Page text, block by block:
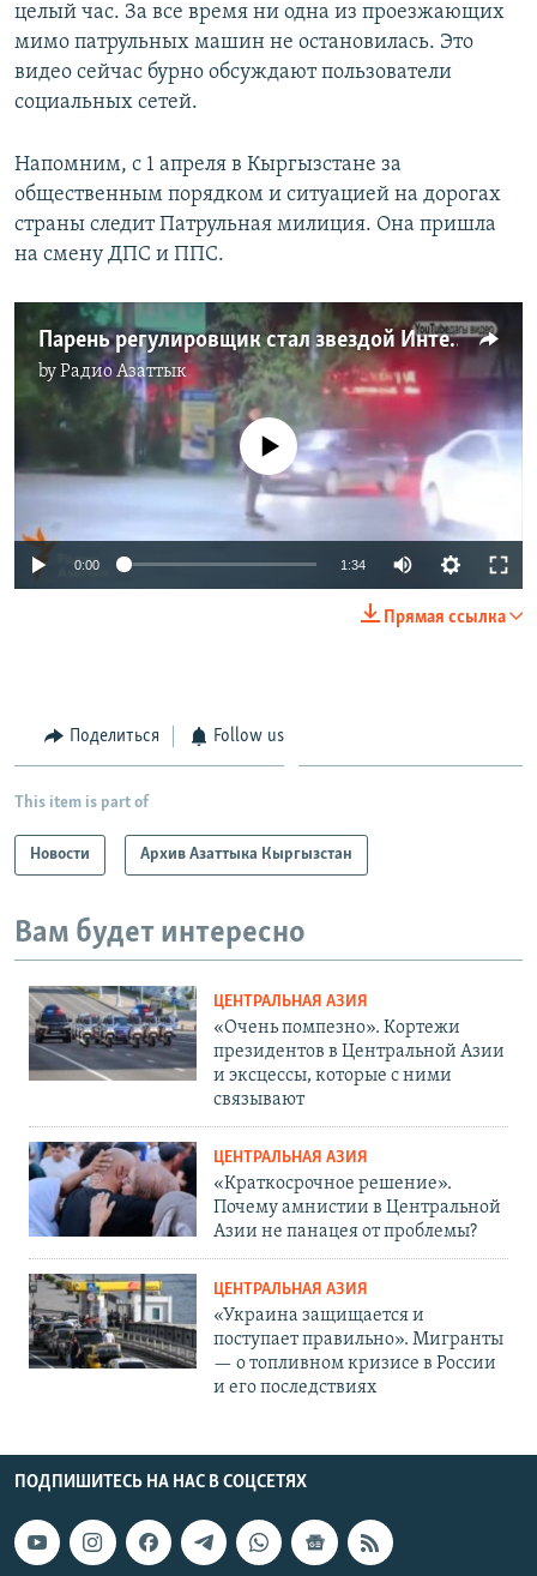
целый час. За все время ни одна из проезжающих
мимо патрульных машин не остановилась. Это
видео сейчас бурно обсуждают пользователи
социальных сетей.
Напомним, с 1 апреля в Кыргызстане за
общественным порядком и ситуацией на дорогах
страны следит Патрульная милиция. Она пришла
на смену ДПС и ППС.
Парень регулировщик стал звездой Интернета
byРадио Азаттык
No media source currently available
0:00 1:34
Прямая ссылка
Поделиться Follow us
This item is part of
Новости Архив Азаттыка Кыргызстан
Вам будет интересно
ЦЕНТРАЛЬНАЯ АЗИЯ
«Очень помпезно». Кортежи
президентов в Центральной Азии
и эксцессы, которые с ними
связывают
ЦЕНТРАЛЬНАЯ АЗИЯ
«Краткосрочное решение».
Почему амнистии в Центральной
Азии не панацея от проблемы?
ЦЕНТРАЛЬНАЯ АЗИЯ
«Украина защищается и
поступает правильно». Мигранты
— о топливном кризисе в России
и его последствиях
ПОДПИШИТЕСЬ НА НАС В СОЦСЕТЯХ